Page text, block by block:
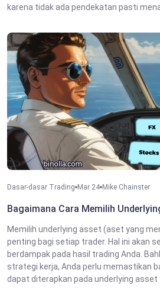
karena tidak ada pendekatan pasti
Dasar-dasar Trading Mar 24 Mike Chainster
Bagaimana Cara Memilih
Memilih underlying asset (aset yang
penting bagi setiap trader. Hal ini akan
berdampak pada hasil trading Anda.
strategi kerja, Anda perlu memastikan
dapat diterapkan pada underlying asset